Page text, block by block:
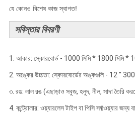
যে কোনও বিশেষ কাজ স্বাগত!
সবিস্তার বিবরণী
1. আকার: স্কোরবোর্ড - 1000 মিমি * 1800 মিমি *
2. অঙ্কের উচ্চতা: স্কোরবোর্ডের অঙ্কগুলি - 12 '' 300
৩. রঙ: লাল রঙ (এছাড়াও সবুজ, হলুদ, নীল, সাদা তৈরি
4. কন্ট্রোলার: ওয়্যারলেস টাইপ বা পিসি সফ্টওয়্যার জন্য